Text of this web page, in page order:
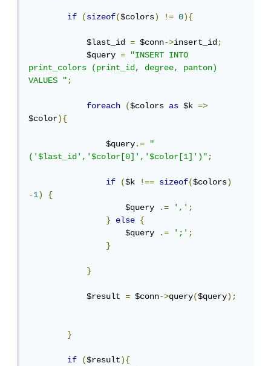
if (sizeof($colors) != 0){
            $last_id
= $conn->insert_id;
            $query
=
"INSERT INTO
print_colors (print_id, degree, panton)
VALUES ";
foreach ($colors as $k =>
$color){
                $query
.=
"
('$last_id','$color[0]','$color[1]')";
if ($k !== sizeof($colors)
-1)
{
                    $query
.= ',';
}
else
{
                    $query
.= ';';
}
}
            $result
= $conn->query($query);
}
if ($result){